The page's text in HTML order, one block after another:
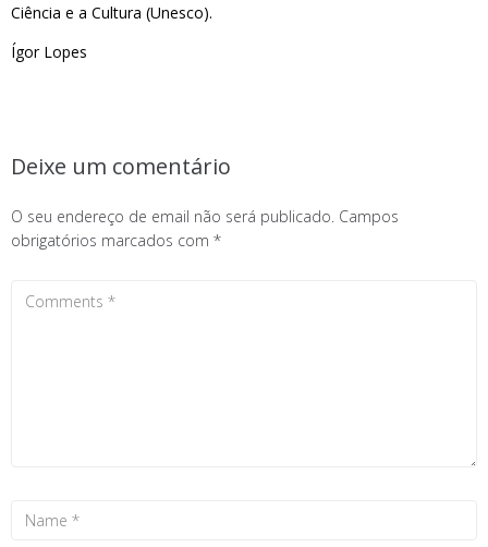
Ciência e a Cultura (Unesco).
Ígor Lopes
Deixe um comentário
O seu endereço de email não será publicado. Campos
obrigatórios marcados com *